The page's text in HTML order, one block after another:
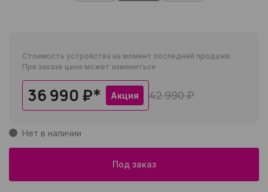
Стоимость устройства на момент последней продажи.
При заказе цена может измениться
36 990 ₽* Акция 42 990 ₽
Нет в наличии
Под заказ